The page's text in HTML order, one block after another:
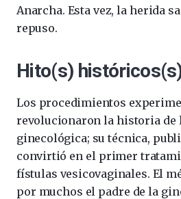
Anarcha. Esta vez, la herida
repuso.
Hito(s)
Los procedimientos
revolucionaron la historia de
ginecológica; su técnica,
convirtió en el primer
fístulas vesicovaginales. El
por muchos el padre de la